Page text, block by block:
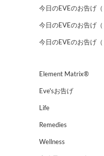
今日のEVEのお告げ
今日のEVEのお告げ
今日のEVEのお告げ
Element Matrix®
Eve'sお告げ
Life
Remedies
Wellness